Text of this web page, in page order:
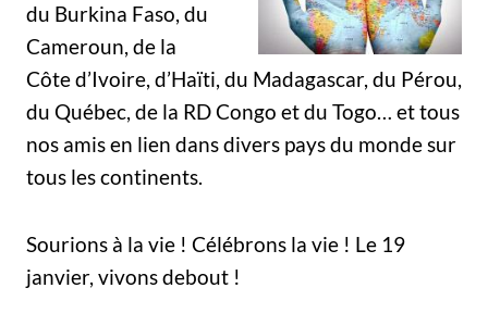
du Burkina Faso, du
Cameroun, de la
Côte d’Ivoire, d’Haïti, du Madagascar, du Pérou,
du Québec, de la RD Congo et du Togo… et tous
nos amis en lien dans divers pays du monde sur
tous les continents.
Sourions à la vie ! Célébrons la vie ! Le 19
janvier, vivons debout !